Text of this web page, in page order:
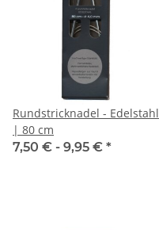
Rundstricknadel - Edelstahl
| 80 cm
7,50 € - 9,95 € *